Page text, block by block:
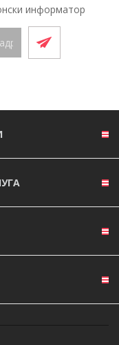
информатор